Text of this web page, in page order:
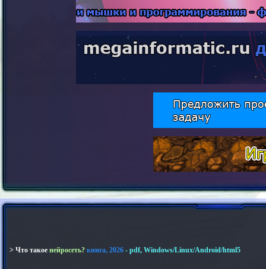
> Что такое нейросеть? книга, 2026 - pdf, Windows/Linux/Android/html5